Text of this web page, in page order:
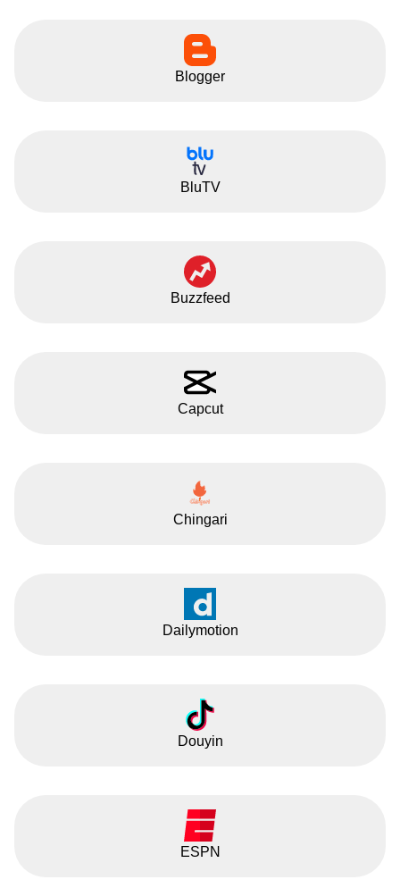
Blogger
BluTV
Buzzfeed
Capcut
Chingari
Dailymotion
Douyin
ESPN